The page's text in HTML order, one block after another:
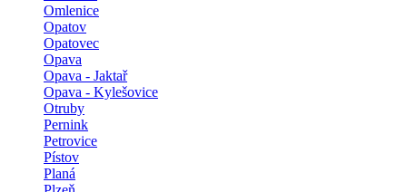
Omlenice
Opatov
Opatovec
Opava
Opava - Jaktař
Opava - Kylešovice
Otruby
Pernink
Petrovice
Pístov
Planá